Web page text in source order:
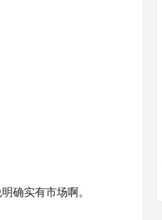
确实有市场啊。